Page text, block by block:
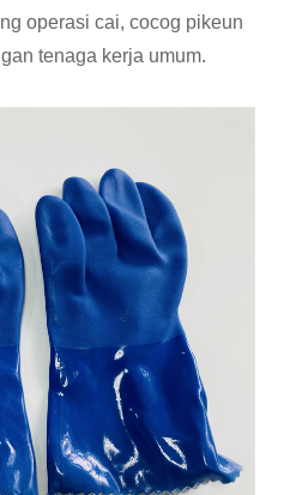
operasi cai, cocog pikeun
tenaga kerja umum.